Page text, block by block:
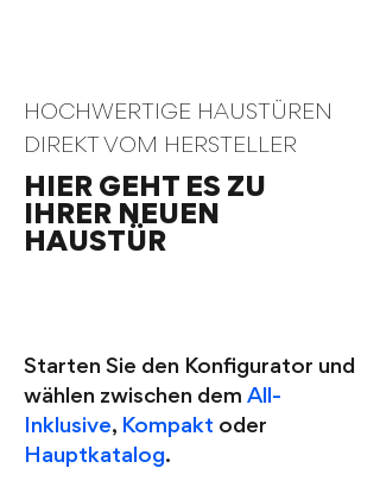
HOCHWERTIGE HAUSTÜREN
DIREKT VOM HERSTELLER
HIER GEHT ES ZU
IHRER NEUEN
HAUSTÜR
Starten Sie den Konfigurator und
wählen zwischen dem All-
Inklusive, Kompakt oder
Hauptkatalog.